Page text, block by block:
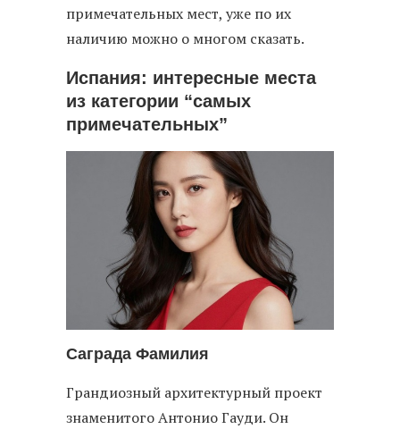
примечательных мест, уже по их
наличию можно о многом сказать.
Испания: интересные места
из категории “самых
примечательных”
Саграда Фамилия
Грандиозный архитектурный проект
знаменитого Антонио Гауди. Он